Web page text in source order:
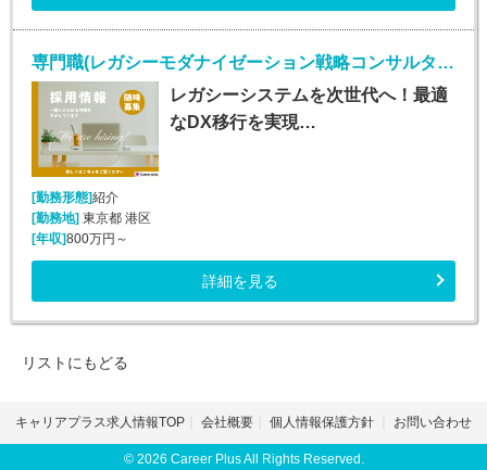
専門職(レガシーモダナイゼーション戦略コンサルタント/正社員)
レガシーシステムを次世代へ！最適
なDX移行を実現…
[勤務形態]紹介
[勤務地]東京都 港区
[年収]800万円～
詳細を見る
リストにもどる
キャリアプラス求人情報TOP 会社概要 個人情報保護方針 お問い合わせ
© 2026 Career Plus All Rights Reserved.